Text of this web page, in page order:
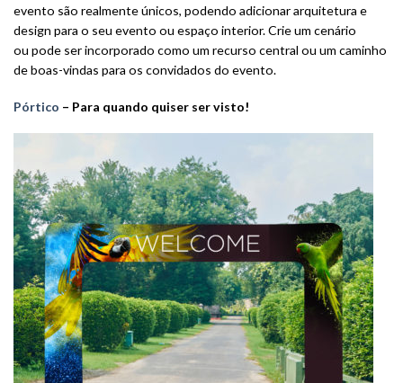
evento são realmente únicos, podendo adicionar arquitetura e
design para o seu evento ou espaço interior. Crie um cenário
ou pode ser incorporado como um recurso central ou um caminho
de boas-vindas para os convidados do evento.
Pórtico – Para quando quiser ser visto!